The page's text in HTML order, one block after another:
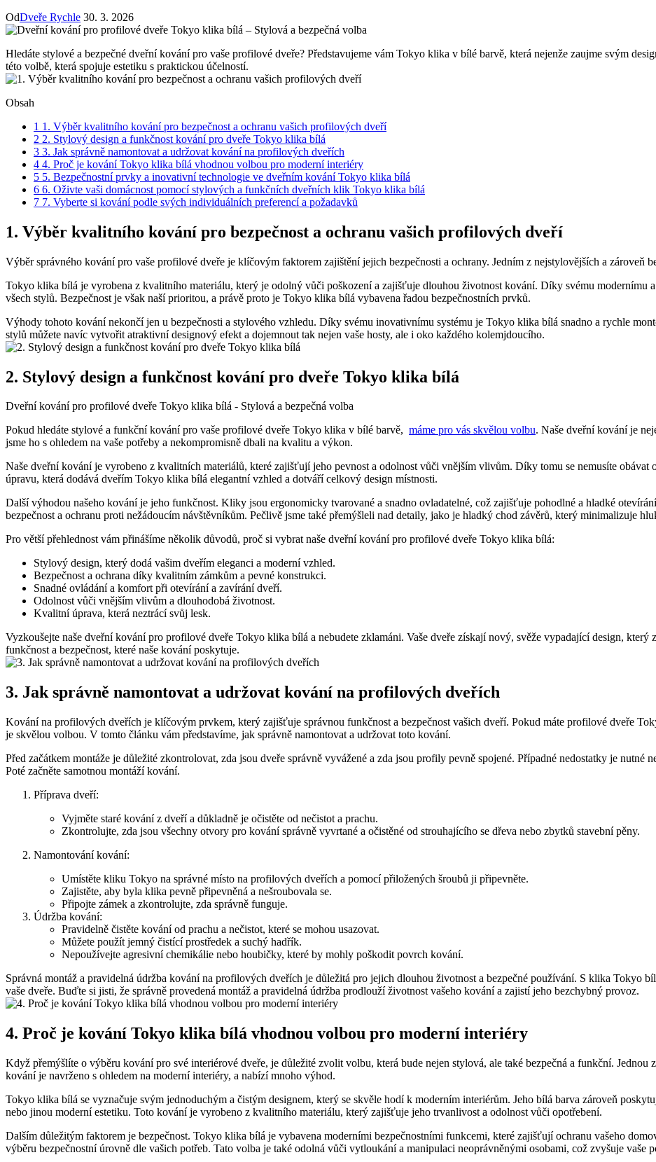
OdDveře Rychle 30. 3. 2026
Hledáte‍ stylové a bezpečné⁤ dveřní kování pro vaše⁣ profilové dveře? Představujeme vám Tokyo klika v bílé​ barvě, která nejenže zaujme svým
této volbě, která spojuje estetiku s ‍praktickou účelností.
Obsah
1 1. Výběr kvalitního ⁣kování pro bezpečnost a ochranu⁤ vašich profilových dveří
2 2. Stylový design⁣ a funkčnost kování⁢ pro‌ dveře Tokyo ⁤klika⁢ bílá
3 3. Jak správně namontovat a udržovat⁤ kování na profilových ‍dveřích
4 4. Proč je kování Tokyo ‍klika bílá​ vhodnou volbou pro⁤ moderní interiéry
5 5. Bezpečnostní⁤ prvky a inovativní technologie ve dveřním kování Tokyo klika bílá
6 6. Oživte vaši domácnost pomocí stylových ⁢a ​funkčních dveřních klik Tokyo ‌klika⁣ bílá
7 7.⁤ Vyberte ​si kování podle svých individuálních⁢ preferencí a požadavků
1. Výběr kvalitního ⁣kování pro bezpečnost a ochranu⁤ vašich profilových dveří
Výběr správného kování pro vaše profilové dveře je ​klíčovým faktorem zajištění jejich bezpečnosti a ochrany. Jedním⁣ z nejstylovějších a
Tokyo ⁤klika‍ bílá ⁢je vyrobena‌ z kvalitního materiálu, který je odolný vůči poškození a zajišťuje dlouhou​ životnost kování. Díky svému modernímu⁤
všech stylů.‌ Bezpečnost je​ však naší prioritou,⁣ a ‍právě⁤ proto je Tokyo klika bílá ⁣vybavena ⁢řadou bezpečnostních prvků.
Výhody tohoto kování nekončí ‍jen u bezpečnosti a ​stylového vzhledu. Díky svému inovativnímu systému ⁤je Tokyo klika bílá snadno a rychle
stylů můžete navíc ‍vytvořit atraktivní designový efekt a dojemnout⁢ tak nejen ​vaše⁣ hosty, ale ⁤i ⁤oko každého ‍kolemjdoucího.
2. Stylový design⁣ a funkčnost kování⁢ pro‌ dveře Tokyo ⁤klika⁢ bílá
Dveřní ​kování pro profilové dveře ​Tokyo klika ‌bílá ‌- Stylová a bezpečná volba
Pokud hledáte stylové ⁢a funkční ​kování pro ⁢vaše profilové dveře Tokyo ‍klika v bílé barvě, ⁢ máme pro vás skvělou volbu. ‍Naše dveřní ‍kování je
jsme⁢ ho s ohledem na⁢ vaše potřeby a ​nekompromisně dbali ⁢na kvalitu a výkon.
Naše dveřní kování je ​vyrobeno z kvalitních materiálů, které zajišťují jeho ‍pevnost a odolnost vůči vnějším vlivům. Díky tomu se⁣ nemusíte
úpravu, ‍která ‌dodává dveřím Tokyo klika ⁤bílá elegantní vzhled a ​dotváří celkový design místnosti.
Další výhodou našeho kování je jeho funkčnost. Kliky jsou​ ergonomicky tvarované⁣ a snadno ovladatelné, ‍což ⁣zajišťuje pohodlné a hladké
bezpečnost a ochranu ⁢proti nežádoucím ‌návštěvníkům.⁣ Pečlivě ‍jsme⁣ také přemýšleli nad detaily, ⁢jako je hladký chod ​závěrů, který⁢ minimalizuje
Pro větší přehlednost vám přinášíme několik důvodů, proč‌ si vybrat ⁢naše⁤ dveřní ‌kování⁢ pro profilové dveře Tokyo klika bílá:
Stylový design, který dodá ⁤vašim dveřím‌ eleganci a ⁣moderní ‌vzhled.
Bezpečnost a ochrana ‍díky kvalitním zámkům ⁢a pevné konstrukci.
Snadné⁤ ovládání a​ komfort při otevírání a ‍zavírání dveří.
Odolnost vůči vnějším vlivům a dlouhodobá životnost.
Kvalitní úprava, která neztrácí svůj‌ lesk.
Vyzkoušejte naše dveřní kování pro ‍profilové dveře Tokyo klika bílá ⁢a nebudete zklamáni.‌ Vaše dveře získají nový, svěže⁢ vypadající‌ design, který
funkčnost a bezpečnost, ​které naše kování poskytuje.
3. Jak správně namontovat a udržovat⁤ kování na profilových ‍dveřích
Kování⁣ na profilových dveřích je klíčovým prvkem, který⁢ zajišťuje správnou funkčnost a bezpečnost vašich dveří. Pokud‍ máte profilové dveře⁤
je skvělou⁣ volbou. V tomto článku vám představíme, ‌jak ‌správně namontovat a udržovat toto kování.
Před⁢ začátkem montáže je důležité zkontrolovat, zda jsou dveře správně ⁤vyvážené ​a zda jsou ‍profily pevně spojené. Případné nedostatky ⁤je
Poté začněte ⁤samotnou montáží kování.⁢
Příprava dveří:
Vyjměte staré kování z dveří a‍ důkladně​ je očistěte od‍ nečistot a ⁣prachu.
Zkontrolujte, zda jsou všechny otvory pro kování správně‌ vyvrtané a očistěné od ⁣strouhajícího se dřeva nebo zbytků stavební pěny.
Namontování ​kování:
Umístěte‌ kliku Tokyo na ⁤správné místo na profilových dveřích a pomocí přiložených šroubů ji připevněte.
Zajistěte, aby byla klika pevně připevněná ​a⁤ nešroubovala se.
Připojte zámek​ a zkontrolujte, zda správně funguje.
Údržba kování:
Pravidelně čistěte kování ⁣od prachu a nečistot, které se‌ mohou ​usazovat.
Můžete použít ⁤jemný ⁢čistící​ prostředek a suchý hadřík.
Nepoužívejte agresivní chemikálie ⁤nebo houbičky, které by ⁤mohly poškodit povrch kování.
Správná ‍montáž ⁤a ‍pravidelná údržba ‍kování ‍na profilových dveřích⁤ je důležitá pro jejich dlouhou životnost ⁤a bezpečné používání.​ S klika Tokyo‍
vaše dveře. Buďte si ⁤jisti, že správně provedená montáž​ a pravidelná údržba prodlouží životnost vašeho ⁣kování a zajistí jeho bezchybný provoz.
4. Proč je kování Tokyo ‍klika bílá​ vhodnou volbou pro⁤ moderní interiéry
Když přemýšlíte o výběru kování pro⁤ své‌ interiérové dveře, je důležité zvolit⁢ volbu, která bude nejen stylová, ale ​také bezpečná a funkční.
kování je⁤ navrženo s ohledem na moderní⁣ interiéry, a⁣ nabízí mnoho výhod.
Tokyo klika bílá se vyznačuje svým jednoduchým a čistým designem,⁢ který se skvěle hodí k moderním interiérům. Jeho bílá barva zároveň
nebo jinou ⁣moderní⁤ estetiku. Toto kování je vyrobeno z ‌kvalitního materiálu, který zajišťuje jeho trvanlivost a odolnost vůči ​opotřebení.
Dalším‍ důležitým faktorem je bezpečnost. Tokyo klika bílá je vybavena moderními bezpečnostními‍ funkcemi, které zajišťují‍ ochranu vašeho⁤
výběru bezpečnostní úrovně dle⁢ vašich potřeb. Tato volba ⁤je také odolná ⁣vůči vytloukání a manipulaci neoprávněnými osobami, což‌ zvyšuje ⁣vaše